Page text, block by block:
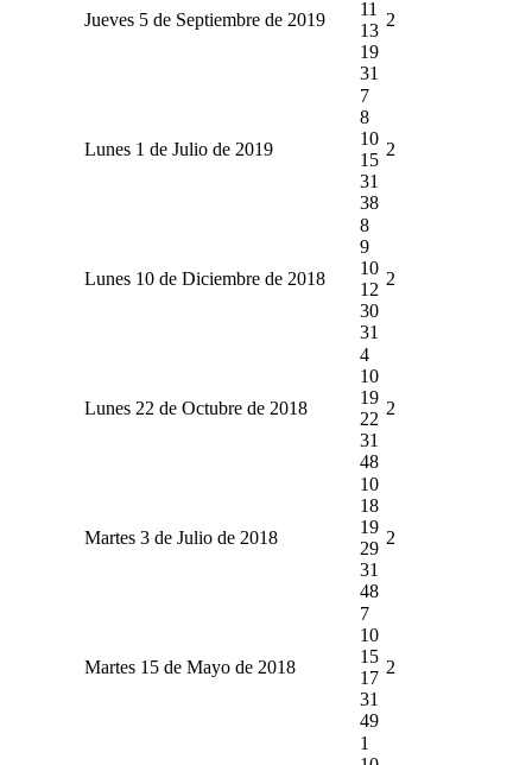
Jueves 5 de Septiembre de 2019
11
13
19
31
2
Lunes 1 de Julio de 2019
7
8
10
15
31
38
2
Lunes 10 de Diciembre de 2018
8
9
10
12
30
31
2
Lunes 22 de Octubre de 2018
4
10
19
22
31
48
2
Martes 3 de Julio de 2018
10
18
19
29
31
48
2
Martes 15 de Mayo de 2018
7
10
15
17
31
49
2
1